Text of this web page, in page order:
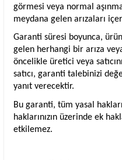
görmesi veya normal
meydana gelen arızaları
Garanti süresi boyunca,
gelen herhangi bir arıza
öncelikle üretici veya
satıcı, garanti talebinizi
yanıt verecektir.
Bu garanti, tüm yasal
haklarınızın üzerinde ek
etkilemez.